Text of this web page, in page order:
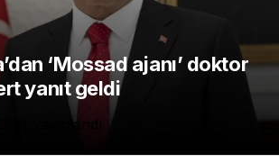
‘Mossad ajanı’ doktor
yanıt geldi
yayınlandı